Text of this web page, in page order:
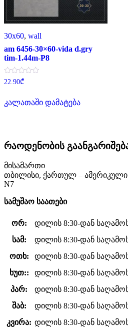
30x60, wall
am 6456-30×60-vida d.gry
tim-1.44m-P8
შეფასება
0
5-
დან
22.90₾
კალათაში დამატება
რაოდენობის
მისამართი
თბილისი, ქართულ – ამერიკული
N7
სამუშაო საათები
ორ:
დილის 8:30-დან
სამ:
დილის 8:30-დან
ოთხ:
დილის 8:30-დან
ხუთ::
დილის 8:30-დან
პარ:
დილის 8:30-დან
შაბ:
დილის 8:30-დან
კვირა: დილის 8:30-დან